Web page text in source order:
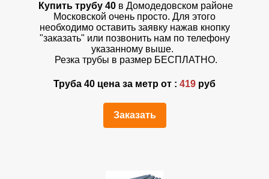
Купить трубу 40 в Домодедовском районе
Московской очень просто. Для этого
необходимо оставить заявку нажав кнопку
"заказать" или позвонить нам по телефону
указанному выше.
Резка трубы в размер БЕСПЛАТНО.
Труба 40 цена за метр от : 419 руб
Заказать